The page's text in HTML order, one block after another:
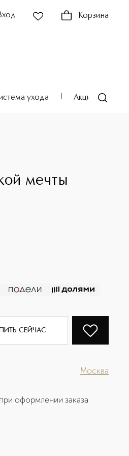
Корзина
ухода Акции
мечты
СЕЙЧАС
Москва
оформлении заказа